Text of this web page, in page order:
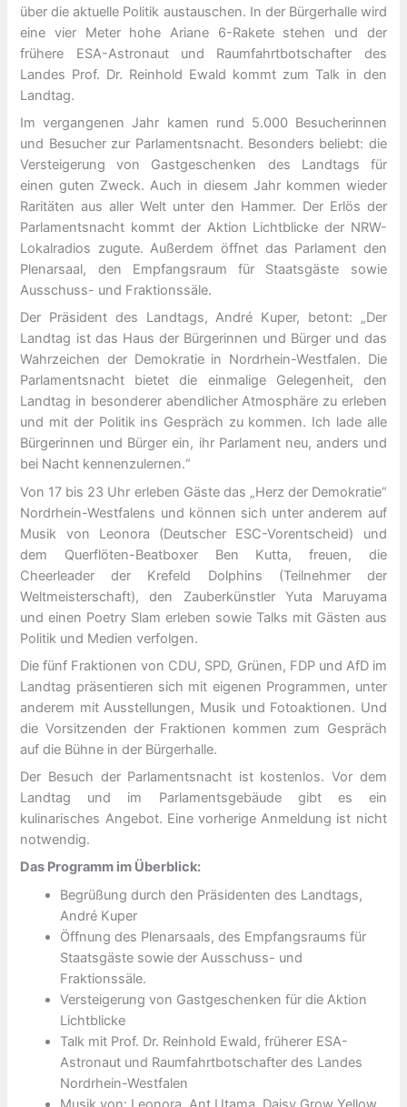
über die aktuelle Politik austauschen. In der Bürgerhalle wird
eine vier Meter hohe Ariane 6-Rakete stehen und der
frühere ESA-Astronaut und Raumfahrtbotschafter des
Landes Prof. Dr. Reinhold Ewald kommt zum Talk in den
Landtag.
Im vergangenen Jahr kamen rund 5.000 Besucherinnen
und Besucher zur Parlamentsnacht. Besonders beliebt: die
Versteigerung von Gastgeschenken des Landtags für
einen guten Zweck. Auch in diesem Jahr kommen wieder
Raritäten aus aller Welt unter den Hammer. Der Erlös der
Parlamentsnacht kommt der Aktion Lichtblicke der NRW-
Lokalradios zugute. Außerdem öffnet das Parlament den
Plenarsaal, den Empfangsraum für Staatsgäste sowie
Ausschuss- und Fraktionssäle.
Der Präsident des Landtags, André Kuper, betont: „Der
Landtag ist das Haus der Bürgerinnen und Bürger und das
Wahrzeichen der Demokratie in Nordrhein-Westfalen. Die
Parlamentsnacht bietet die einmalige Gelegenheit, den
Landtag in besonderer abendlicher Atmosphäre zu erleben
und mit der Politik ins Gespräch zu kommen. Ich lade alle
Bürgerinnen und Bürger ein, ihr Parlament neu, anders und
bei Nacht kennenzulernen.“
Von 17 bis 23 Uhr erleben Gäste das „Herz der Demokratie“
Nordrhein-Westfalens und können sich unter anderem auf
Musik von Leonora (Deutscher ESC-Vorentscheid) und
dem Querflöten-Beatboxer Ben Kutta, freuen, die
Cheerleader der Krefeld Dolphins (Teilnehmer der
Weltmeisterschaft), den Zauberkünstler Yuta Maruyama
und einen Poetry Slam erleben sowie Talks mit Gästen aus
Politik und Medien verfolgen.
Die fünf Fraktionen von CDU, SPD, Grünen, FDP und AfD im
Landtag präsentieren sich mit eigenen Programmen, unter
anderem mit Ausstellungen, Musik und Fotoaktionen. Und
die Vorsitzenden der Fraktionen kommen zum Gespräch
auf die Bühne in der Bürgerhalle.
Der Besuch der Parlamentsnacht ist kostenlos. Vor dem
Landtag und im Parlamentsgebäude gibt es ein
kulinarisches Angebot. Eine vorherige Anmeldung ist nicht
notwendig.
Das Programm im Überblick:
Begrüßung durch den Präsidenten des Landtags,
André Kuper
Öffnung des Plenarsaals, des Empfangsraums für
Staatsgäste sowie der Ausschuss- und
Fraktionssäle.
Versteigerung von Gastgeschenken für die Aktion
Lichtblicke
Talk mit Prof. Dr. Reinhold Ewald, früherer ESA-
Astronaut und Raumfahrtbotschafter des Landes
Nordrhein-Westfalen